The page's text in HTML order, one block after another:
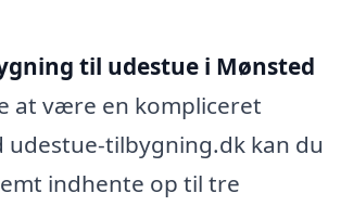
til udestue i Mønsted
at være en kompliceret
udestue-tilbygning.dk kan du
indhente op til tre